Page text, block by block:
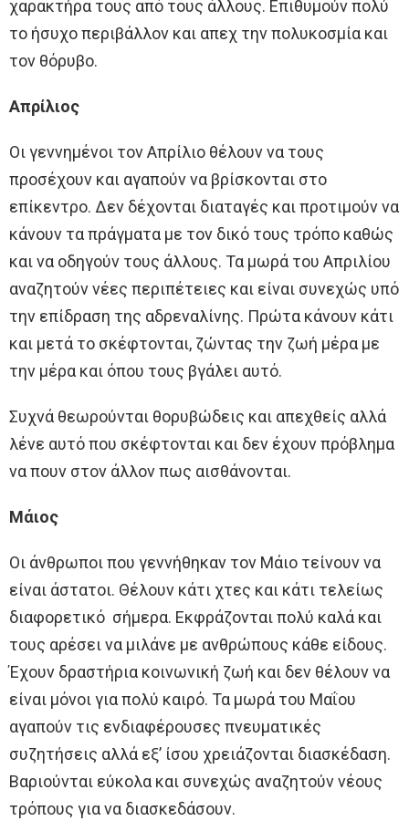
χαρακτήρα τους από τους άλλους. Επιθυμούν πολύ
το ήσυχο περιβάλλον και απεχ την πολυκοσμία και
τον θόρυβο.
Απρίλιος
Οι γεννημένοι τον Απρίλιο θέλουν να τους
προσέχουν και αγαπούν να βρίσκονται στο
επίκεντρο. Δεν δέχονται διαταγές και προτιμούν να
κάνουν τα πράγματα με τον δικό τους τρόπο καθώς
και να οδηγούν τους άλλους. Τα μωρά του Απριλίου
αναζητούν νέες περιπέτειες και είναι συνεχώς υπό
την επίδραση της αδρεναλίνης. Πρώτα κάνουν κάτι
και μετά το σκέφτονται, ζώντας την ζωή μέρα με
την μέρα και όπου τους βγάλει αυτό.
Συχνά θεωρούνται θορυβώδεις και απεχθείς αλλά
λένε αυτό που σκέφτονται και δεν έχουν πρόβλημα
να πουν στον άλλον πως αισθάνονται.
Μάιος
Οι άνθρωποι που γεννήθηκαν τον Μάιο τείνουν να
είναι άστατοι. Θέλουν κάτι χτες και κάτι τελείως
διαφορετικό σήμερα. Εκφράζονται πολύ καλά και
τους αρέσει να μιλάνε με ανθρώπους κάθε είδους.
Έχουν δραστήρια κοινωνική ζωή και δεν θέλουν να
είναι μόνοι για πολύ καιρό. Τα μωρά του Μαΐου
αγαπούν τις ενδιαφέρουσες πνευματικές
συζητήσεις αλλά εξ’ ίσου χρειάζονται διασκέδαση.
Βαριούνται εύκολα και συνεχώς αναζητούν νέους
τρόπους για να διασκεδάσουν.